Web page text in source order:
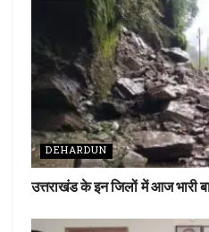
DEHARDUN
उत्तराखंड के इन जिलों में आज भारी